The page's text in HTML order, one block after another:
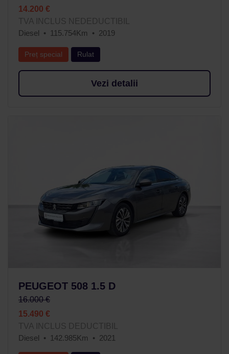
14.200 €
TVA INCLUS NEDEDUCTIBIL
Diesel
115.754Km 2019
Preț special Rulat
Vezi detalii
PEUGEOT 508 1.5 D
16.000 €
15.490 €
TVA INCLUS DEDUCTIBIL
Diesel
142.985Km 2021